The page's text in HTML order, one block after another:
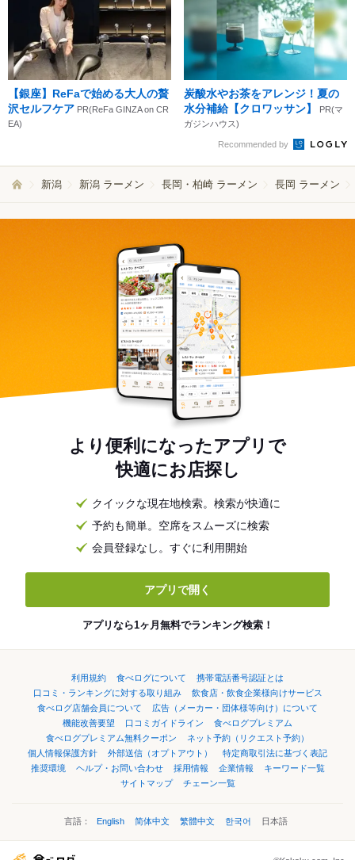
【銀座】ReFaで始める大人の贅
沢セルフケア PR(ReFa GINZA on CR
EA)
炭酸水やお茶をアレンジ！夏の
水分補給【クロワッサン】
PR(マ
ガジンハウス)
Recommended by
新潟 新潟 ラーメン 長岡・柏崎 ラーメン 長岡 ラーメン
より便利になったアプリで
快適にお店探し
クイックな現在地検索。検索が快適に
予約も簡単。空席をスムーズに検索
会員登録なし。すぐに利用開始
アプリで開く
アプリなら1ヶ月無料でランキング検索！
利用規約 食べログについて
携帯電話番号認証とは
口コミ・ランキングに対する取り組み
飲食店・飲食企業様向けサービス
食べログ店舗会員について
広告（メーカー・団体様等向け）について
機能改善要望
口コミガイドライン
食べログプレミアム
食べログプレミアム無料クーポン
ネット予約（リクエスト予約）
個人情報保護方針
外部送信（オプトアウト）
特定商取引法に基づく表記
推奨環境
ヘルプ・お問い合わせ 採用情報 企業情報
キーワード一覧
サイトマップ
チェーン一覧
言語： English 简体中文 繁體中文 한국어 日本語